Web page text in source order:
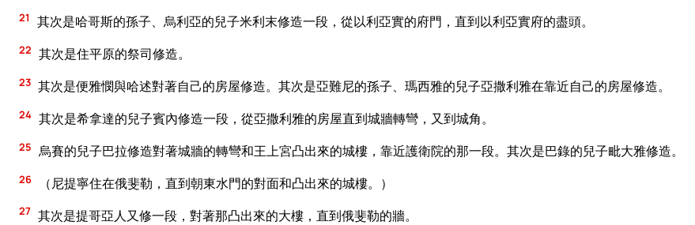
21 其次是哈哥斯的孫子、烏利亞的兒子米利末修造一段，從以利亞實的府門，直到以利亞實府的盡頭。
22 其次是住平原的祭司修造。
23 其次是便雅憫與哈述對著自己的房屋修造。其次是亞難尼的孫子、瑪西雅的兒子亞撒利雅在靠近自己的房屋修造。
24 其次是希拿達的兒子賓內修造一段，從亞撒利雅的房屋直到城牆轉彎，又到城角。
25 烏賽的兒子巴拉修造對著城牆的轉彎和王上宮凸出來的城樓，靠近護衛院的那一段。其次是巴錄的兒子毗大雅修造。
26 （尼提寧住在俄斐勒，直到朝東水門的對面和凸出來的城樓。）
27 其次是提哥亞人又修一段，對著那凸出來的大樓，直到俄斐勒的牆。